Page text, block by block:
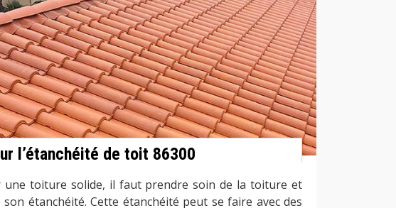
l’étanchéité de toit 86300
une toiture solide, il faut prendre soin de la toiture et
étanchéité. Cette étanchéité peut se faire avec des